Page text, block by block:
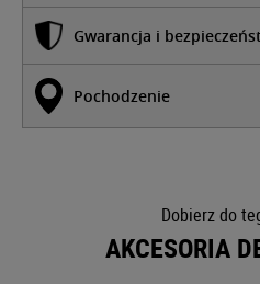
Gwarancja i
Pochodzenie
Dobierz do
AKCESORIA